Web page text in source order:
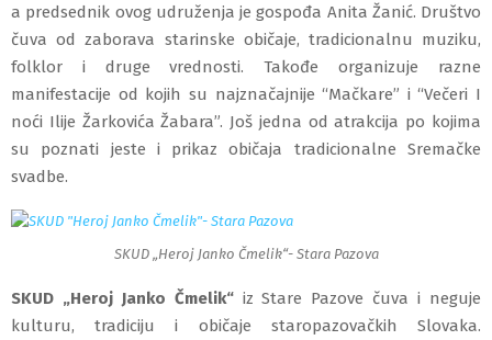
a predsednik ovog udruženja je gospođa Anita Žanić. Društvo
čuva od zaborava starinske običaje, tradicionalnu muziku,
folklor i druge vrednosti. Takođe organizuje razne
manifestacije od kojih su najznačajnije “Mačkare” i “Večeri I
noći Ilije Žarkovića Žabara”. Još jedna od atrakcija po kojima
su poznati jeste i prikaz običaja tradicionalne Sremačke
svadbe.
SKUD „Heroj Janko Čmelik“- Stara Pazova
SKUD „Heroj Janko Čmelik“ iz Stare Pazove čuva i neguje
kulturu, tradiciju i običaje staropazovačkih Slovaka.